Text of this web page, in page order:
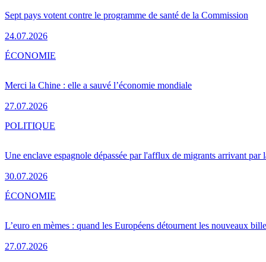
Sept pays votent contre le programme de santé de la Commission
24.07.2026
Merci la Chine : elle a sauvé l’économie mondiale
27.07.2026
ÉCONOMIE
Une enclave espagnole dépassée par l'afflux de migrants arrivant par
30.07.2026
POLITIQUE
L’euro en mèmes : quand les Européens détournent les nouveaux
27.07.2026
ÉCONOMIE